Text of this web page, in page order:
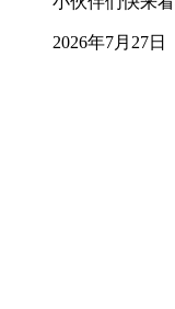
2026年7月27日